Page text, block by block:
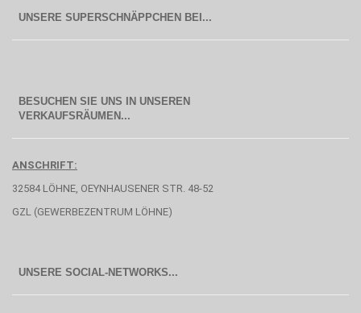
BESUCHEN SIE UNS IN UNSEREN
VERKAUFSRÄUMEN...
ANSCHRIFT:
32584 LÖHNE, OEYNHAUSENER STR. 48-52
GZL (GEWERBEZENTRUM LÖHNE)
UNSERE SOCIAL-NETWORKS...